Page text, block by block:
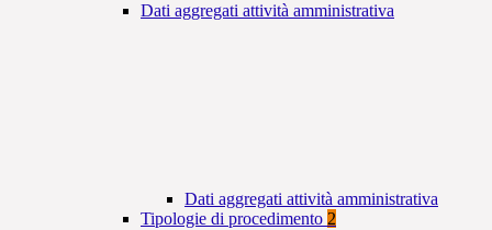
Dati aggregati attività amministrativa
Dati aggregati attività amministrativa
Tipologie di procedimento 2